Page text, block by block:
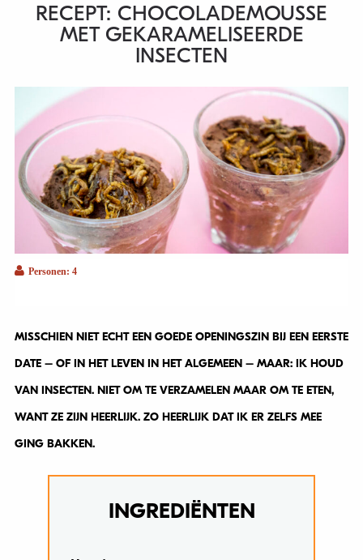
RECEPT: CHOCOLADEMOUSSE
MET GEKARAMELISEERDE
INSECTEN
Personen: 4
MISSCHIEN NIET ECHT EEN GOEDE OPENINGSZIN BIJ EEN EERSTE
DATE – OF IN HET LEVEN IN HET ALGEMEEN – MAAR: IK HOUD
VAN INSECTEN. NIET OM TE VERZAMELEN MAAR OM TE ETEN,
WANT ZE ZIJN HEERLIJK. ZO HEERLIJK DAT IK ER ZELFS MEE
GING BAKKEN.
INGREDIËNTEN